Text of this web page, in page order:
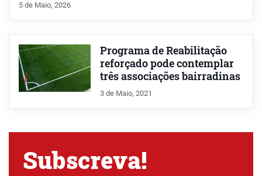
5 de Maio, 2026
Programa de Reabilitação
reforçado pode contemplar
três associações bairradinas
3 de Maio, 2021
Subscreva!